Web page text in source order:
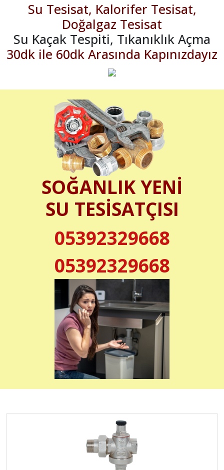
Su Tesisat, Kalorifer Tesisat,
Doğalgaz Tesisat
Su Kaçak Tespiti, Tıkanıklık Açma
30dk ile 60dk Arasında Kapınızdayız
SOĞANLIK YENİ
SU TESİSATÇISI
05392329668
05392329668